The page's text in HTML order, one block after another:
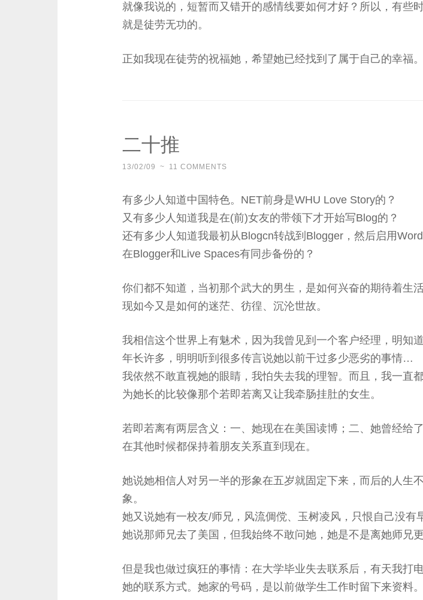
就像我说的，短暂而又错开的感情线要如何才好？所以，有些
就是徒劳无功的。
正如我现在徒劳的祝福她，希望她已经找到了属于自己的幸福。
二十推
13/02/09 ~ 11 COMMENTS
有多少人知道中国特色。NET前身是WHU Love Story的？
又有多少人知道我是在(前)女友的带领下才开始写Blog的？
还有多少人知道我最初从Blogcn转战到Blogger，然后启用
在Blogger和Live Spaces有同步备份的？
你们都不知道，当初那个武大的男生，是如何兴奋的期待着生活
现如今又是如何的迷茫、彷徨、沉沦世故。
我相信这个世界上有魅术，因为我曾见到一个客户经理，明知
年长许多，明明听到很多传言说她以前干过多少恶劣的事情…
我依然不敢直视她的眼睛，我怕失去我的理智。而且，我一直
为她长的比较像那个若即若离又让我牵肠挂肚的女生。
若即若离有两层含义：一、她现在在美国读博；二、她曾经给
在其他时候都保持着朋友关系直到现在。
她说她相信人对另一半的形象在五岁就固定下来，而后的人生
象。
她又说她有一校友/师兄，风流倜傥、玉树凌风，只恨自己没有
她说那师兄去了美国，但我始终不敢问她，她是不是离她师兄更
但是我也做过疯狂的事情：在大学毕业失去联系后，有天我打
她的联系方式。她家的号码，是以前做学生工作时留下来资料。